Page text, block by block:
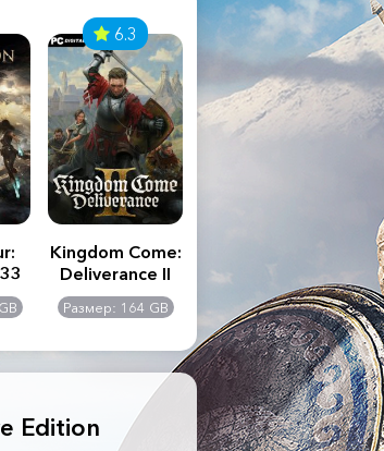
6.3
Kingdom Come:
Deliverance II
Размер: 164 GB
8.1
Remastered
Размер: 116 GB
Edition